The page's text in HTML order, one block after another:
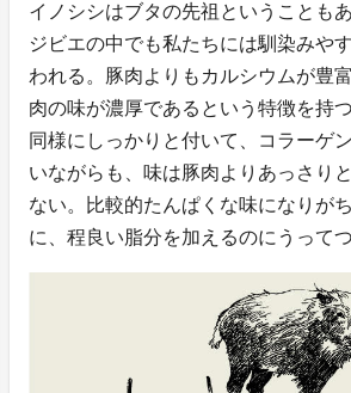
イノシシはブタの先祖ということも
ジビエの中でも私たちには馴染みや
われる。豚肉よりもカルシウムが豊
肉の味が濃厚であるという特徴を持
同様にしっかりと付いて、コラーゲ
いながらも、味は豚肉よりあっさり
ない。比較的たんぱくな味になりが
に、程良い脂分を加えるのにうって